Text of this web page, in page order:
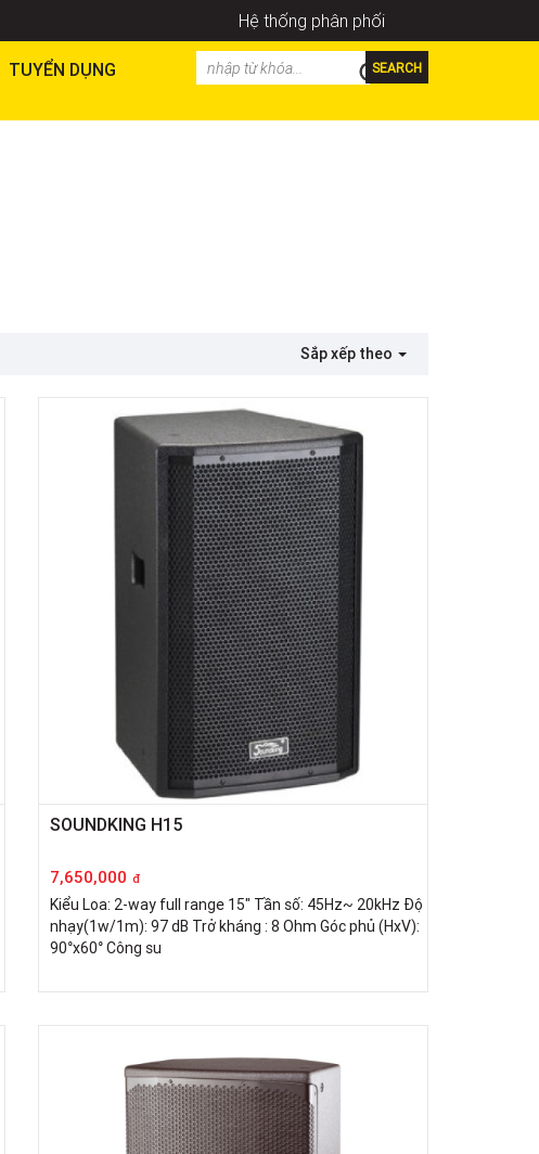
Hệ thống phân phối
TUYỂN DỤNG SEARCH
Sắp xếp theo
SOUNDKING H15
7,650,000 đ
Kiểu Loa: 2-way full range 15" Tần số: 45Hz~ 20kHz Độ
nhạy(1w/1m): 97 dB Trở kháng : 8 Ohm Góc phủ (HxV):
90°x60° Công su